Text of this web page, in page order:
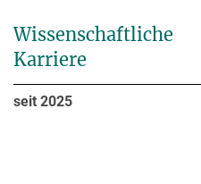
Wissenschaftliche
Karriere
seit 2025